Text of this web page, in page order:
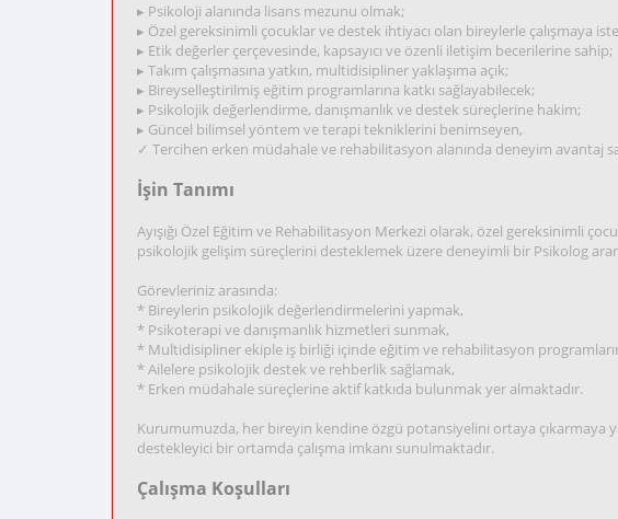
▸ Psikoloji alanında lisans mezunu olmak;
▸ Özel gereksinimli çocuklar ve destek ihtiyacı olan bireylerle çalışmaya
▸ Etik değerler çerçevesinde, kapsayıcı ve özenli iletişim becerilerine sahip;
▸ Takım çalışmasına yatkın, multidisipliner yaklaşıma açık;
▸ Bireyselleştirilmiş eğitim programlarına katkı sağlayabilecek;
▸ Psikolojik değerlendirme, danışmanlık ve destek süreçlerine hakim;
▸ Güncel bilimsel yöntem ve terapi tekniklerini benimseyen,
✓ Tercihen erken müdahale ve rehabilitasyon alanında deneyim avantaj
İşin Tanımı
Ayışığı Özel Eğitim ve Rehabilitasyon Merkezi olarak, özel gereksinimli
psikolojik gelişim süreçlerini desteklemek üzere deneyimli bir Psikolog
Görevleriniz arasında:
* Bireylerin psikolojik değerlendirmelerini yapmak,
* Psikoterapi ve danışmanlık hizmetleri sunmak,
* Multidisipliner ekiple iş birliği içinde eğitim ve rehabilitasyon
* Ailelere psikolojik destek ve rehberlik sağlamak,
* Erken müdahale süreçlerine aktif katkıda bulunmak yer almaktadır.
Kurumumuzda, her bireyin kendine özgü potansiyelini ortaya çıkarmaya
destekleyici bir ortamda çalışma imkanı sunulmaktadır.
Çalışma Koşulları